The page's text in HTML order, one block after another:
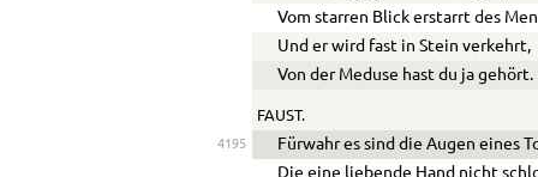
Vom starren Blick erstarrt des
Und er wird fast in Stein verkehrt,
Von der Meduse hast du ja gehört.
FAUST.
4195
Fürwahr es sind die Augen eines